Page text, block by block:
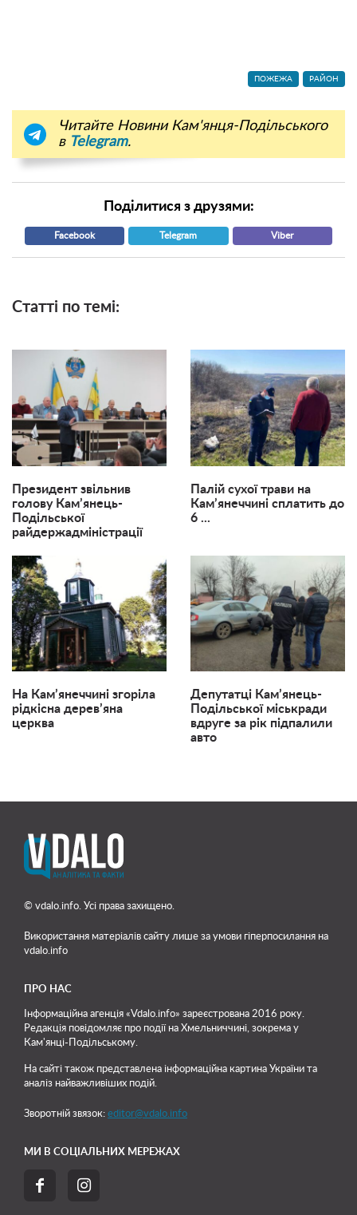
ПОЖЕЖА РАЙОН
Читайте Новини Кам'янця-Подільського
в Telegram.
Поділитися з друзями:
Facebook Telegram Viber
Статті по темі:
Президент звільнив
голову Кам’янець-
Подільської
райдержадміністрації
Палій сухої трави на
Кам’янеччині сплатить до
6 ...
На Кам’янеччині згоріла
рідкісна дерев’яна
церква
Депутатці Кам’янець-
Подільської міськради
вдруге за рік підпалили
авто
© vdalo.info. Усі права захищено.
Використання матеріалів сайту лише за умови гіперпосилання на
vdalo.info
ПРО НАС
Інформаційна агенція «Vdalo.info» зареєстрована 2016 року.
Редакція повідомляє про події на Хмельниччині, зокрема у
Кам'янці-Подільському.
На сайті також представлена інформаційна картина України та
аналіз найважливіших подій.
Зворотній звязок: editor@vdalo.info
МИ В СОЦІАЛЬНИХ МЕРЕЖАХ
 